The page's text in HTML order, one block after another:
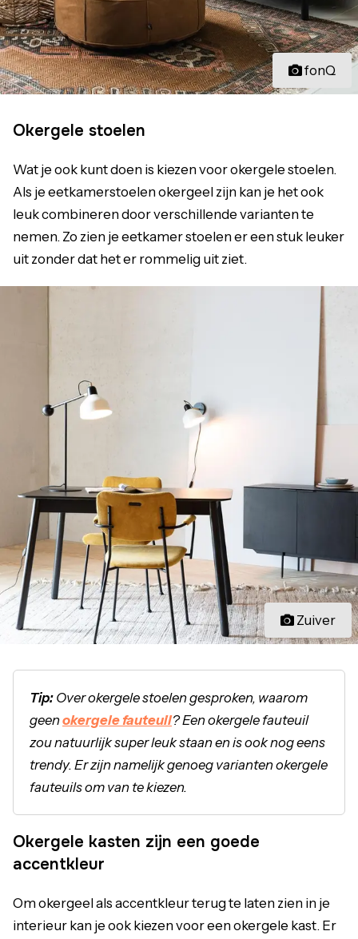
fonQ
Okergele stoelen
Wat je ook kunt doen is kiezen voor okergele stoelen.
Als je eetkamerstoelen okergeel zijn kan je het ook
leuk combineren door verschillende varianten te
nemen. Zo zien je eetkamer stoelen er een stuk leuker
uit zonder dat het er rommelig uit ziet.
Zuiver
Tip: Over okergele stoelen gesproken, waarom
geenokergele fauteuil? Een okergele fauteuil
zou natuurlijk super leuk staan en is ook nog eens
trendy. Er zijn namelijk genoeg varianten okergele
fauteuils om van te kiezen.
Okergele kasten zijn een goede
accentkleur
Om okergeel als accentkleur terug te laten zien in je
interieur kan je ook kiezen voor een okergele kast. Er